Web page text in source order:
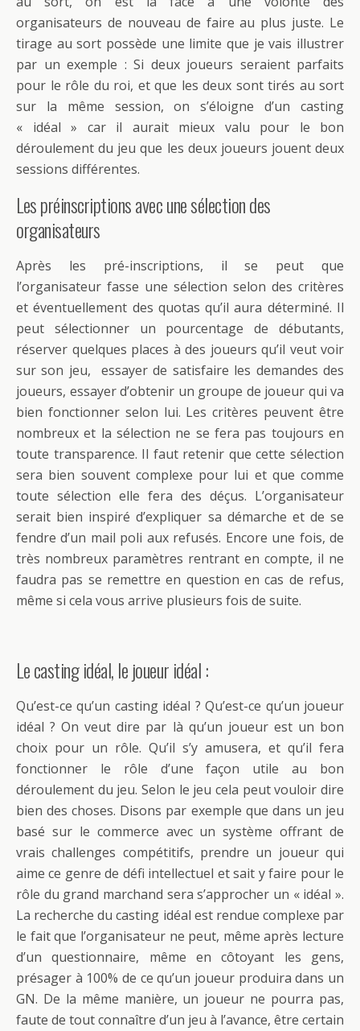
organisateurs de nouveau de faire au plus juste. Le
tirage au sort possède une limite que je vais illustrer
par un exemple : Si deux joueurs seraient parfaits
pour le rôle du roi, et que les deux sont tirés au sort
sur la même session, on s’éloigne d’un casting
« idéal » car il aurait mieux valu pour le bon
déroulement du jeu que les deux joueurs jouent deux
sessions différentes.
Les préinscriptions avec une sélection des
organisateurs
Après les pré-inscriptions, il se peut que
l’organisateur fasse une sélection selon des critères
et éventuellement des quotas qu’il aura déterminé. Il
peut sélectionner un pourcentage de débutants,
réserver quelques places à des joueurs qu’il veut voir
sur son jeu, essayer de satisfaire les demandes des
joueurs, essayer d’obtenir un groupe de joueur qui va
bien fonctionner selon lui. Les critères peuvent être
nombreux et la sélection ne se fera pas toujours en
toute transparence. Il faut retenir que cette sélection
sera bien souvent complexe pour lui et que comme
toute sélection elle fera des déçus. L’organisateur
serait bien inspiré d’expliquer sa démarche et de se
fendre d’un mail poli aux refusés. Encore une fois, de
très nombreux paramètres rentrant en compte, il ne
faudra pas se remettre en question en cas de refus,
même si cela vous arrive plusieurs fois de suite.
Le casting idéal, le joueur idéal :
Qu’est-ce qu’un casting idéal ? Qu’est-ce qu’un joueur
idéal ? On veut dire par là qu’un joueur est un bon
choix pour un rôle. Qu’il s’y amusera, et qu’il fera
fonctionner le rôle d’une façon utile au bon
déroulement du jeu. Selon le jeu cela peut vouloir dire
bien des choses. Disons par exemple que dans un jeu
basé sur le commerce avec un système offrant de
vrais challenges compétitifs, prendre un joueur qui
aime ce genre de défi intellectuel et sait y faire pour le
rôle du grand marchand sera s’approcher un « idéal ».
La recherche du casting idéal est rendue complexe par
le fait que l’organisateur ne peut, même après lecture
d’un questionnaire, même en côtoyant les gens,
présager à 100% de ce qu’un joueur produira dans un
GN. De la même manière, un joueur ne pourra pas,
faute de tout connaître d’un jeu à l’avance, être certain